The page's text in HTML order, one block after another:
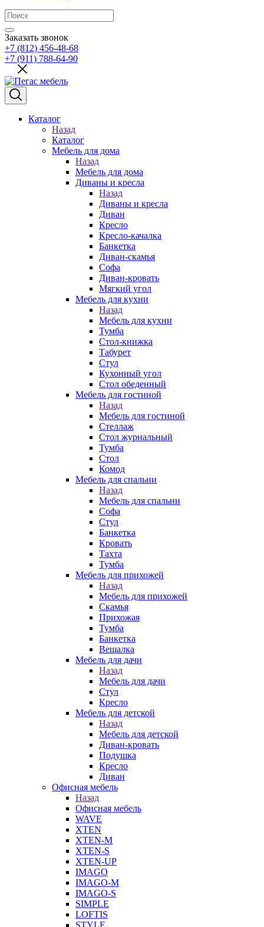
Заказать звонок
+7 (812) 456-48-68
+7 (911) 788-64-90
Каталог
Назад
Каталог
Мебель для дома
Назад
Мебель для дома
Диваны и кресла
Назад
Диваны и кресла
Диван
Кресло
Кресло-качалка
Банкетка
Диван-скамья
Софа
Диван-кровать
Мягкий угол
Мебель для кухни
Назад
Мебель для кухни
Тумба
Стол-книжка
Табурет
Стул
Кухонный угол
Стол обеденный
Мебель для гостиной
Назад
Мебель для гостиной
Стеллаж
Стол журнальный
Тумба
Стол
Комод
Мебель для спальни
Назад
Мебель для спальни
Софа
Стул
Банкетка
Кровать
Тахта
Тумба
Мебель для прихожей
Назад
Мебель для прихожей
Скамья
Прихожая
Тумба
Банкетка
Вешалка
Мебель для дачи
Назад
Мебель для дачи
Стул
Кресло
Мебель для детской
Назад
Мебель для детской
Диван-кровать
Подушка
Кресло
Диван
Офисная мебель
Назад
Офисная мебель
WAVE
XTEN
XTEN-M
XTEN-S
XTEN-UP
IMAGO
IMAGO-M
IMAGO-S
SIMPLE
LOFTIS
STYLE